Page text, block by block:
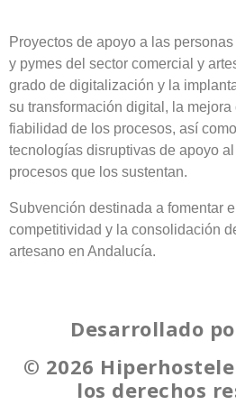
Proyectos de apoyo a las
y pymes del sector comercial y
grado de digitalización y la
su transformación digital, la
fiabilidad de los procesos, así
tecnologías disruptivas de apoyo
procesos que los sustentan.
Subvención destinada a fomentar
competitividad y la consolidación
artesano en Andalucía.
Desarrollado
© 2026
los derechos